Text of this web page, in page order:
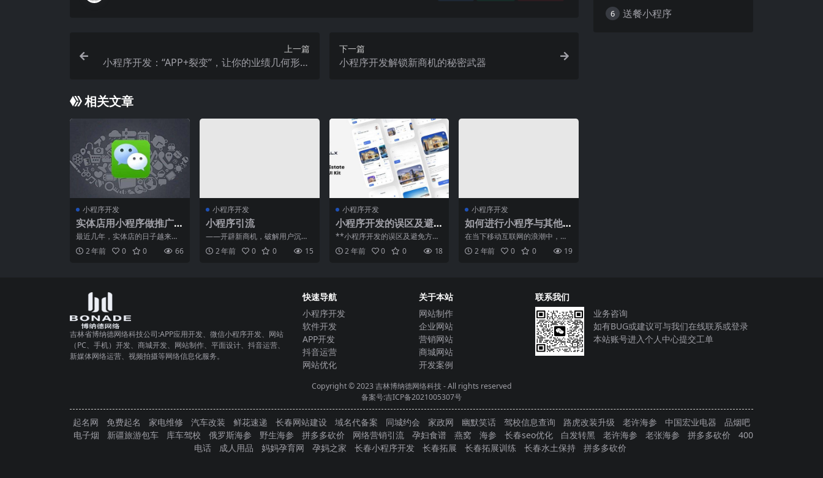
上一篇
小程序开发：“APP+裂变”，让你的业绩几何形态
下一篇
小程序开发解锁新商机的秘密武器
相关文章
小程序开发
实体店用小程序做推广
可轻松获取大量流量
最近几年，实体店的日子越来越
不好过，很多实体店都面临着获
客难的窘境。因此，很多实
2 年前 0 0 66
小程序开发
小程序引流
——开辟新商机，破解用户沉默
近年来，随着移动互联网的迅猛
发展，人们对于各类APP
2 年前 0 0 15
小程序开发
小程序开发的误区及避
免方法
**小程序开发的误区及避免方法
**随着移动互联网的飞速发展，
小程序作为一种新型的
2 年前 0 0 18
小程序开发
如何进行小程序与其他
产品的整合和联动
在当下移动互联网的浪潮中，小
程序成为了许多企业和个人的首
要推荐。它具有轻量、高效
2 年前 0 0 19
6 送餐小程序
吉林省博纳德网络科技公司:APP应用开发、微信小程序开发、网站
（PC、手机）开发、商城开发、网站制作、平面设计、抖音运营、
新媒体网络运营、视频拍摄等网络信息化服务。
快速导航
小程序开发
软件开发
APP开发
抖音运营
网站优化
关于本站
网站制作
企业网站
营销网站
商城网站
开发案例
联系我们
业务咨询
如有BUG或建议可与我们在线联系或登录
本站账号进入个人中心提交工单
Copyright © 2023吉林博纳德网络科技- All rights reserved
备案号:吉ICP备2021005307号
起名网 免费起名 家电维修 汽车改装 鲜花速递 长春网站建设 域名代备案 同城约会 家政网 幽默笑话 驾校信息查询 路虎改装升级 老许海参 中国宏业电器
品烟吧
电子烟
新疆旅游包车 库车驾校 俄罗斯海参 野生海参 拼多多砍价 网络营销引流 孕妇食谱 燕窝 海参 长春seo优化 白发转黑 老许海参 老张海参 拼多多砍价
400
电话
成人用品 妈妈孕育网 孕妈之家 长春小程序开发 长春拓展 长春拓展训练 长春水土保持 拼多多砍价